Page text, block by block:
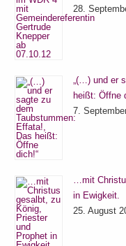
28.
„(…) und er
heißt: Öffne
7.
…mit
in Ewigkeit.
25. August